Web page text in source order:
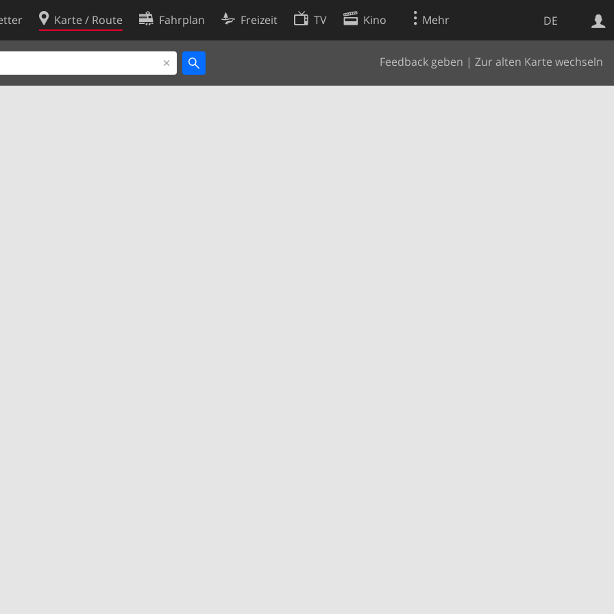
DE
Karte / Route Fahrplan Freizeit TV Kino Mehr
Feedback geben | Zur alten Karte wechseln
Websuche
Cookie-Richtlinie
Cookie-Einstellungen